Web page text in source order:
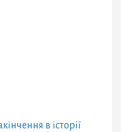
в історії